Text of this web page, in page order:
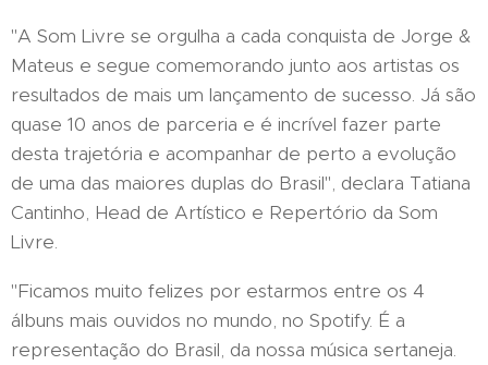
"A Som Livre se orgulha a cada conquista de Jorge &
Mateus e segue comemorando junto aos artistas os
resultados de mais um lançamento de sucesso. Já são
quase 10 anos de parceria e é incrível fazer parte
desta trajetória e acompanhar de perto a evolução
de uma das maiores duplas do Brasil", declara Tatiana
Cantinho, Head de Artístico e Repertório da Som
Livre.
"Ficamos muito felizes por estarmos entre os 4
álbuns mais ouvidos no mundo, no Spotify. É a
representação do Brasil, da nossa música sertaneja.